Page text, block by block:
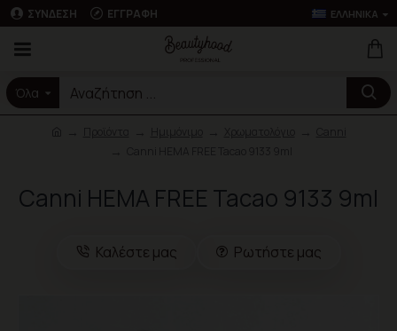
ΣΎΝΔΕΣΗ ΕΓΓΡΑΦΉ ΕΛΛΗΝΙΚΆ
Όλα
Canni HEMA FREE Tacao 9133 9ml
Καλέστε μας Ρωτήστε μας